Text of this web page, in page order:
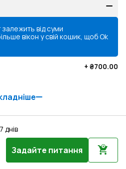
залежить від суми
вікон у свій кошик, щобOk
+ ₴700.00
днів
Задайте питання